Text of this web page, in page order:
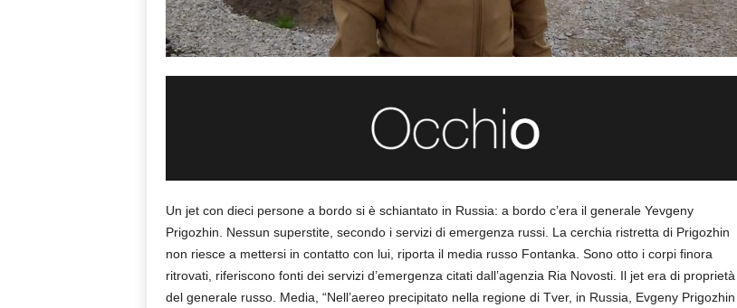
Un jet con dieci persone a bordo si è schiantato in Russia: a bordo c’era il generale Yevgeny
Prigozhin. Nessun superstite, secondo i servizi di emergenza russi. La cerchia ristretta di Prigozhin
non riesce a mettersi in contatto con lui, riporta il media russo Fontanka. Sono otto i corpi finora
ritrovati, riferiscono fonti dei servizi d’emergenza citati dall’agenzia Ria Novosti. Il jet era di proprietà
del generale russo. Media, “Nell’aereo precipitato nella regione di Tver, in Russia, Evgeny Prigozhin